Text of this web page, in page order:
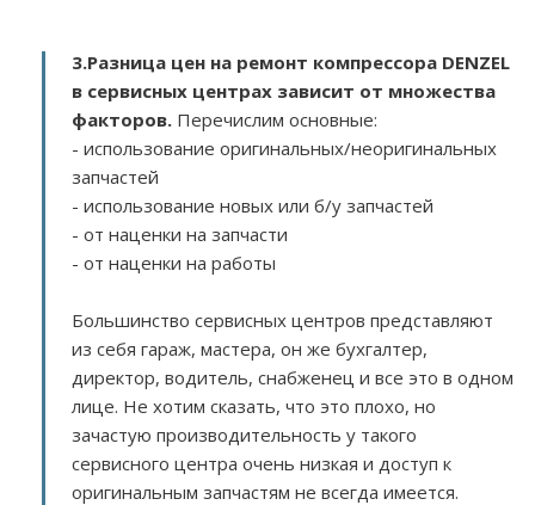
3.Разница цен на ремонт компрессора DENZEL
в сервисных центрах зависит от множества
факторов. Перечислим основные:
- использование оригинальных/неоригинальных
запчастей
- использование новых или б/у запчастей
- от наценки на запчасти
- от наценки на работы
Большинство сервисных центров представляют
из себя гараж, мастера, он же бухгалтер,
директор, водитель, снабженец и все это в одном
лице. Не хотим сказать, что это плохо, но
зачастую производительность у такого
сервисного центра очень низкая и доступ к
оригинальным запчастям не всегда имеется.